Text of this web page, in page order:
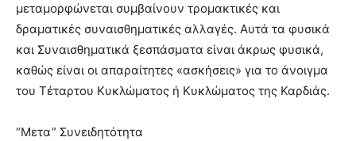
μεταμορφώνεται συμβαίνουν τρομακτικές και
δραματικές συναισθηματικές αλλαγές. Αυτά τα φυσικά
και Συναισθηματικά ξεσπάσματα είναι άκρως φυσικά,
καθώς είναι οι απαραίτητες «ασκήσεις» για το άνοιγμα
του Τέταρτου Κυκλώματος ή Κυκλώματος της Καρδιάς.
“Μετα” Συνειδητότητα